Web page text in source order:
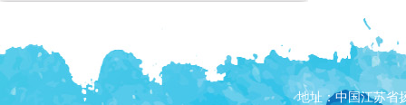
地址：中国江苏省